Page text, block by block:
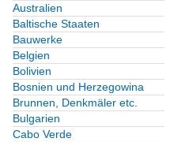
Australien
Baltische Staaten
Bauwerke
Belgien
Bolivien
Bosnien und Herzegowina
Brunnen, Denkmäler etc.
Bulgarien
Cabo Verde